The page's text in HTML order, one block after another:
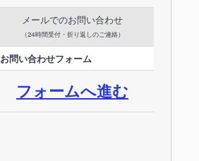
メールでのお問い合わせ
（24時間受付・折り返しのご連絡）
お問い合わせフォーム
フォームへ進む